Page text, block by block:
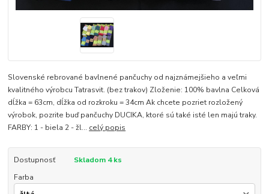
Slovenské rebrované bavlnené pančuchy od najznámejšieho a veľmi
kvalitného výrobcu Tatrasvit. (bez trakov) Zloženie: 100% bavlna Celková
dĺžka = 63cm, dĺžka od rozkroku = 34cm Ak chcete pozriet rozložený
výrobok, pozrite buď pančuchy DUCIKA, ktoré sú také isté len majú traky.
FARBY: 1 - biela 2 - žl... celý popis
Dostupnosť
Skladom 4 ks
Farba